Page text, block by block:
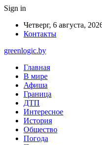
Sign in
Четверг, 6 августа,
Контакты
greenlogic.by
Главная
В мире
Афиша
Граница
ДТП
Интересное
История
Общество
Погода